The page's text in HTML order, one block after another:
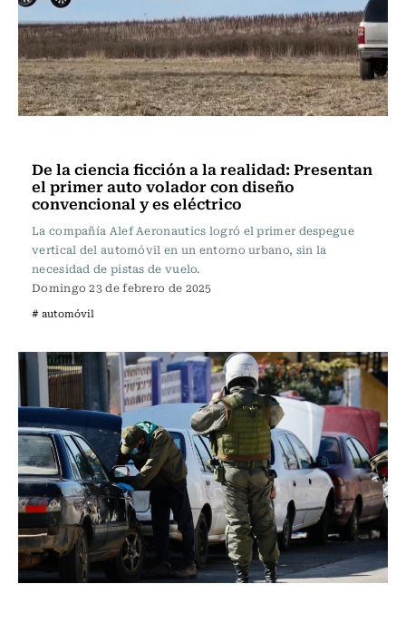
De la ciencia ficción a la realidad: Presentan
el primer auto volador con diseño
convencional y es eléctrico
La compañía Alef Aeronautics logró el primer despegue
vertical del automóvil en un entorno urbano, sin la
necesidad de pistas de vuelo.
Domingo 23 de febrero de 2025
# automóvil